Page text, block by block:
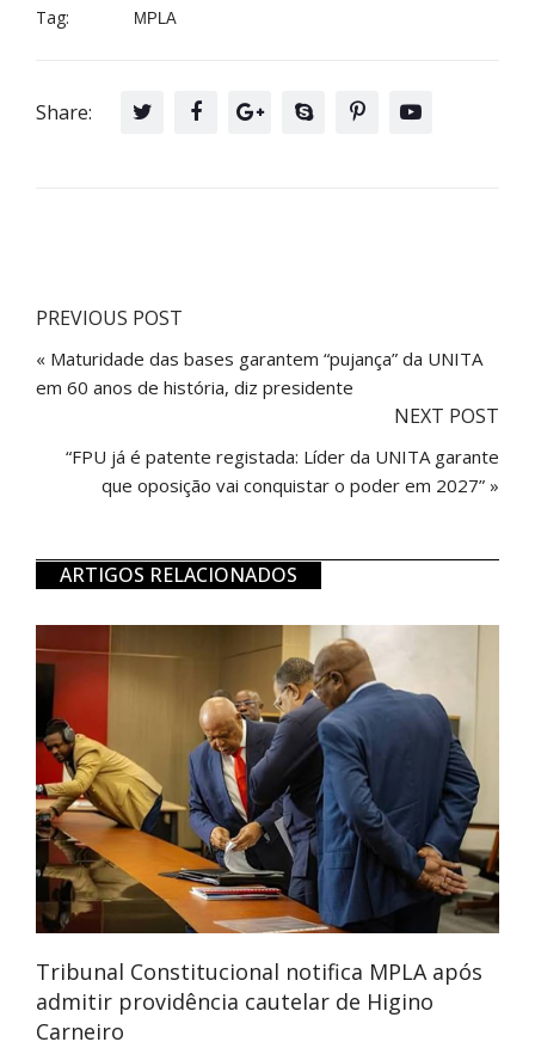
Tag: MPLA
Share:
PREVIOUS POST
« Maturidade das bases garantem “pujança” da UNITA
em 60 anos de história, diz presidente
NEXT POST
“FPU já é patente registada: Líder da UNITA garante
que oposição vai conquistar o poder em 2027” »
ARTIGOS RELACIONADOS
Tribunal Constitucional notifica MPLA após
admitir providência cautelar de Higino
Carneiro